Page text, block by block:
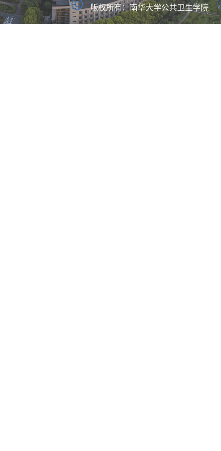
版权所有：南华大学公共卫生学院